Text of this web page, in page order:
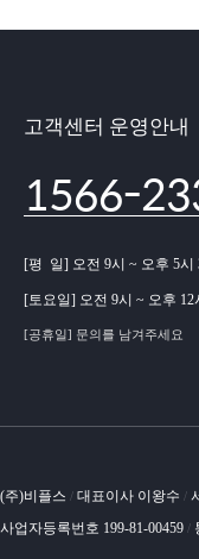
고객센터 운영안내
1566-
[평 일] 오전 9시 ~ 오후 5시
[토요일] 오전 9시 ~ 오후 12
[공휴일] 문의를 남겨주세요
(주)비플스 / 대표이사 이왕수 /
사업자등록번호 199-81-00459 /